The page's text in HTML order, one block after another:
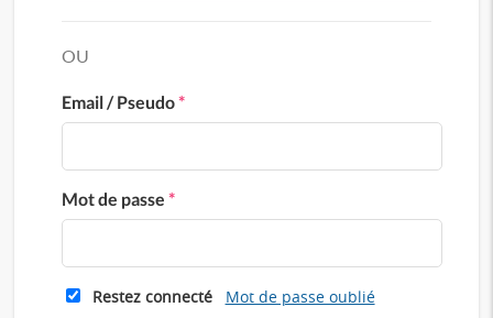
OU
Email / Pseudo*
Mot de passe *
Restez connecté Mot de passe oublié